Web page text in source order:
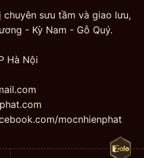
chuyên sưu tầm và giao lưu,
- Kỳ Nam - Gỗ Quý.
Hà Nội
mocnhienphat